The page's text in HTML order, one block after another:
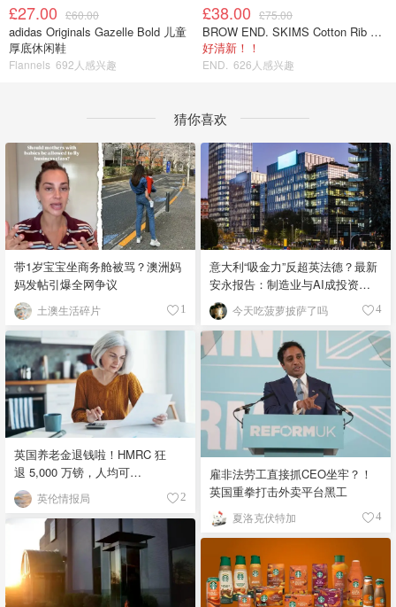
£27.00 £60.00
adidas Originals Gazelle Bold 儿童
厚底休闲鞋
Flannels 692人感兴趣
£38.00 £75.00
BROW END. SKIMS Cotton Rib 长款背心连衣裙 薄荷绿
好清新！！
END. 626人感兴趣
猜你喜欢
带1岁宝宝坐商务舱被骂？澳洲妈
妈发帖引爆全网争议
土澳生活碎片 1
意大利“吸金力”反超英法德？最新
安永报告：制造业与AI成投资新
宠！ 今天吃菠萝披萨了吗 4
英国养老金退钱啦！HMRC 狂
退 5,000 万镑，人均可
领 £4,000！
英伦情报局 2
雇非法劳工直接抓CEO坐牢？！
英国重拳打击外卖平台黑工
夏洛克伏特加 4